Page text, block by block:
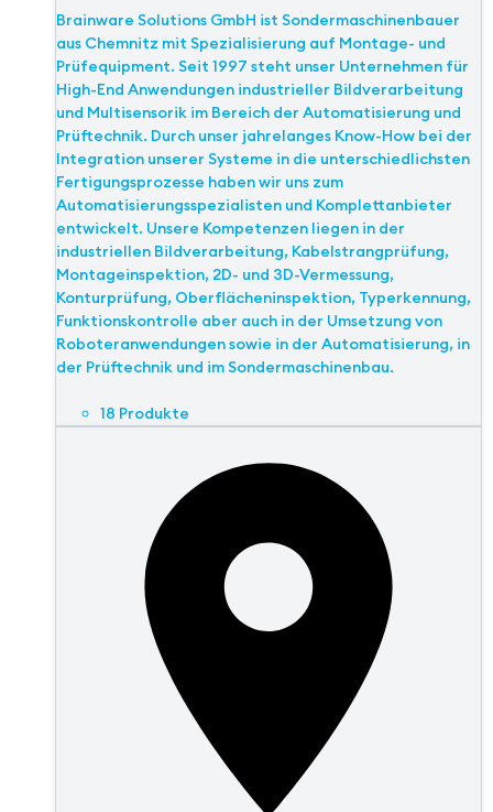
Brainware Solutions GmbH ist Sondermaschinenbauer
aus Chemnitz mit Spezialisierung auf Montage- und
Prüfequipment. Seit 1997 steht unser Unternehmen für
High-End Anwendungen industrieller Bildverarbeitung
und Multisensorik im Bereich der Automatisierung und
Prüftechnik. Durch unser jahrelanges Know-How bei der
Integration unserer Systeme in die unterschiedlichsten
Fertigungsprozesse haben wir uns zum
Automatisierungsspezialisten und Komplettanbieter
entwickelt. Unsere Kompetenzen liegen in der
industriellen Bildverarbeitung, Kabelstrangprüfung,
Montageinspektion, 2D- und 3D-Vermessung,
Konturprüfung, Oberflächeninspektion, Typerkennung,
Funktionskontrolle aber auch in der Umsetzung von
Roboteranwendungen sowie in der Automatisierung, in
der Prüftechnik und im Sondermaschinenbau.
18 Produkte